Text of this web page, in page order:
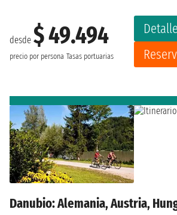
desde $ 49.494
precio por persona Tasas portuarias
Danubio: Alemania, Austria,